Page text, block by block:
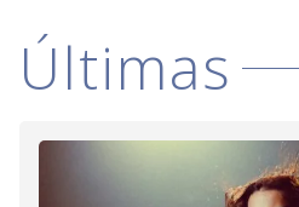
Últimas